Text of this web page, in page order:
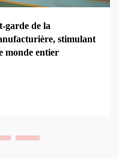
garde de la
stimulant
monde entier